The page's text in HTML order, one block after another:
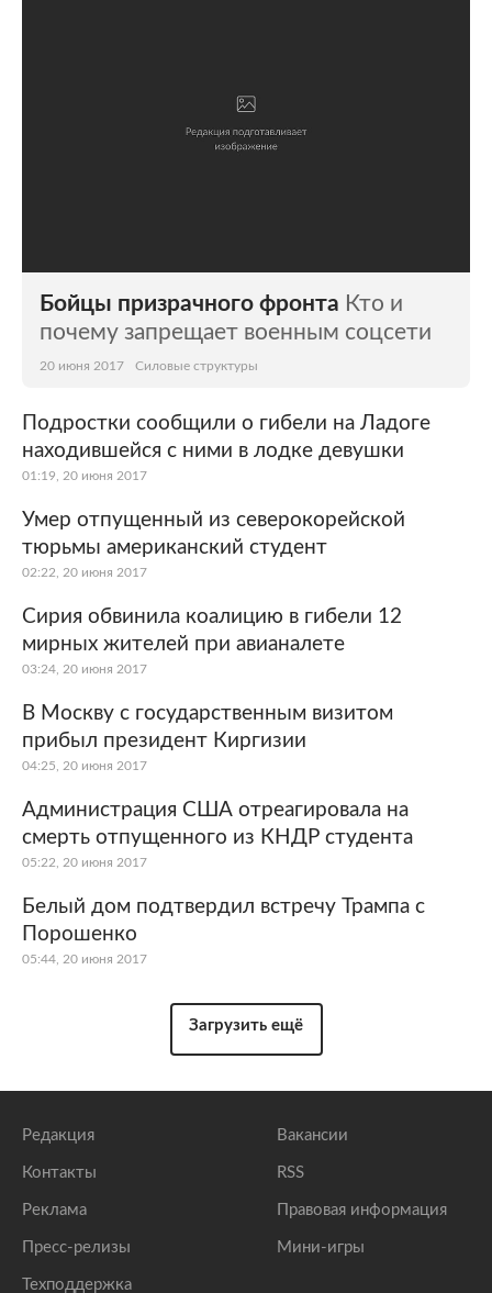
Бойцы призрачного фронта Кто и
почему запрещает военным соцсети
20 июня 2017 Силовые структуры
Подростки сообщили о гибели на Ладоге
находившейся с ними в лодке девушки
01:19, 20 июня 2017
Умер отпущенный из северокорейской
тюрьмы американский студент
02:22, 20 июня 2017
Сирия обвинила коалицию в гибели 12
мирных жителей при авианалете
03:24, 20 июня 2017
В Москву с государственным визитом
прибыл президент Киргизии
04:25, 20 июня 2017
Администрация США отреагировала на
смерть отпущенного из КНДР студента
05:22, 20 июня 2017
Белый дом подтвердил встречу Трампа с
Порошенко
05:44, 20 июня 2017
Загрузить ещё
Редакция
Контакты
Реклама
Пресс-релизы
Техподдержка
Вакансии
RSS
Правовая информация
Мини-игры